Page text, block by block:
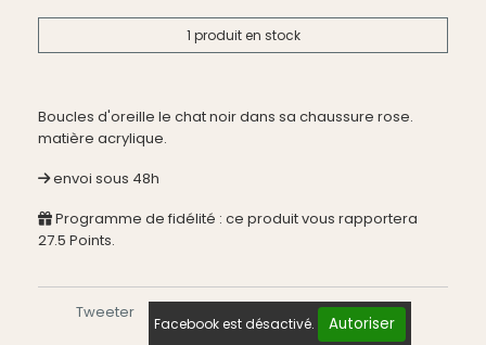
1 produit en stock
Boucles d'oreille le chat noir dans sa chaussure rose.
matière acrylique.
envoi sous 48h
Programme de fidélité : ce produit vous rapportera
27.5 Points.
Tweeter
Facebook est désactivé. Autoriser